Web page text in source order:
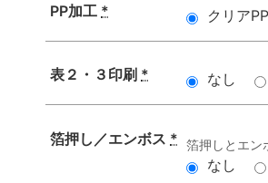
PP加工 * クリアPP
表２・３印刷 * なし
箔押し／エンボス * 箔押しとエン
なし